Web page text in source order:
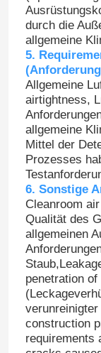
Haus
Produkte
Über uns
Fabrik-
durch die
allgemeine
5.
Allgemeine
airtightness,
allgemeine
Mittel der
Prozesses
6. Sonstige
Cleanroom
Qualität des
allgemeinen
penetration
construction
requirements